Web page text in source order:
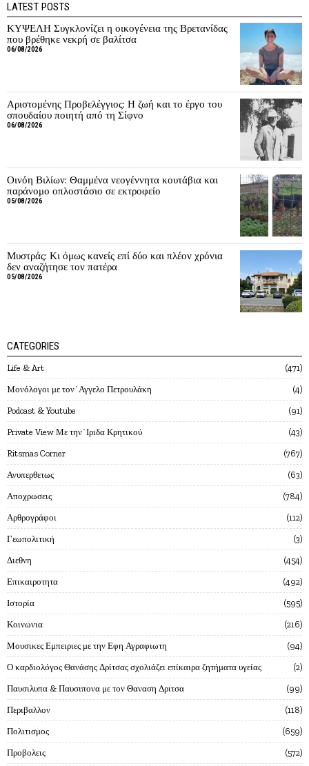
LATEST POSTS
ΚΥΨΕΛΗ Συγκλονίζει η οικογένεια της Βρετανίδας
που βρέθηκε νεκρή σε βαλίτσα
06/08/2026
Αριστομένης Προβελέγγιος: Η ζωή και το έργο του
σπουδαίου ποιητή από τη Σίφνο
06/08/2026
Οινόη Βιλίων: Θαμμένα νεογέννητα κουτάβια και
παράνομο οπλοστάσιο σε εκτροφείο
05/08/2026
Μυστράς: Κι όμως κανείς επί δύο και πλέον χρόνια
δεν αναζήτησε τον πατέρα
05/08/2026
CATEGORIES
Life & Art 471
Mονόλογοι με τον`Αγγελο Πετρουλάκη 4
Podcast & Youtube 91
Private View Με την`Ιριδα Κρητικού 43
Ritsmas Corner 767
Ανυπερθετως 63
Αποχρωσεις 784
Αρθρογράφοι 112
Γεωπολιτική 3
Διεθνη 454
Επικαιροτητα 492
Ιστορία 595
Κοινωνια 216
Μουσικες Εμπειριες με την Εφη Αγραφιωτη 94
Ο καρδιολόγος Θανάσης Δρίτσας σχολιάζει επίκαιρα ζητήματα υγείας 2
Παυσιλυπα & Παυσιπονα με τον Θαναση Δριτσα 99
Περιβαλλον 118
Πολιτισμος 659
Προβολεις 572